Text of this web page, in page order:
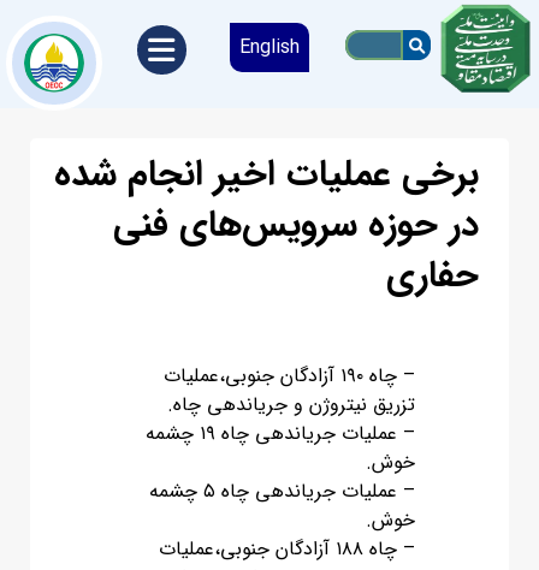
English
برخی عملیات اخیر انجام شده
در حوزه سرویس‌های فنی
حفاری
– چاه ۱۹۰ آزادگان جنوبی،عملیات
تزریق نیتروژن و جریاندهی چاه.
– عملیات جریاندهی چاه ۱۹ چشمه
خوش.
– عملیات جریاندهی چاه ۵ چشمه
خوش.
– چاه ۱۸۸ آزادگان جنوبی،عملیات